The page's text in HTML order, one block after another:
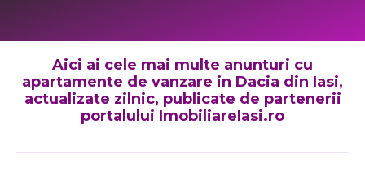
Aici ai cele mai multe anunturi cu
apartamente de vanzare in Dacia din Iasi,
actualizate zilnic, publicate de partenerii
portalului ImobiliareIasi.ro